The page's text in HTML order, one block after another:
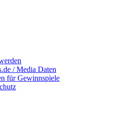
/ Media Daten
für Gewinnspiele